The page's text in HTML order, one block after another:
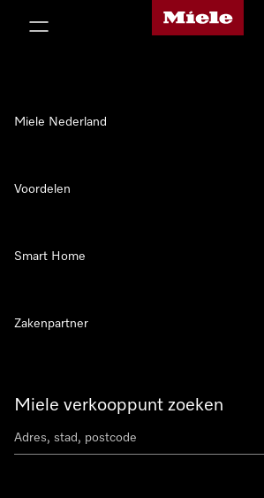
Homepage van Miele
Miele verkooppunt zoeken
Miele Nederland
Voordelen
Smart Home
Zakenpartner